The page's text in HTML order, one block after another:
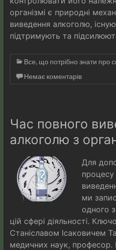
організмі є природні
виведення алкоголю,
підтримують та
Все, що потрібно знати про
Немає коментарів
Час повного
алкоголю з
Для
процесу
ми
одного
цій сфері діяльності.
Станіславом Ісаковичем
медичних наук, професор.